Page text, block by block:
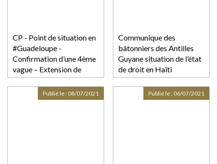
CP - Point de situation en
#Guadeloupe -
Confirmation d’une 4ème
vague – Extension de
l’obligation du port du
masque en extérieur –
Obligation du « pass
Communique des
bâtonniers des Antilles
Guyane situation de l’état
de droit en Haïti
Publié le : 08/07/2021 Publié le : 06/07/2021